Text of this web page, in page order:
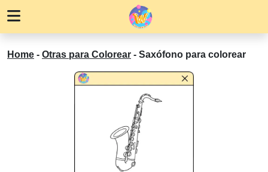
Home - Otras para Colorear - Saxófono para colorear